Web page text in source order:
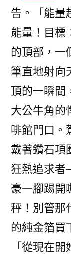
告。「能量
能量！目標
的頂部，一
筆直地射向
頂的一瞬間
大公牛角的
啡館門口。
戴著鑽石項
狂熱追求
豪一腳踢開
秤！別管那
的純金箔買
「從現在